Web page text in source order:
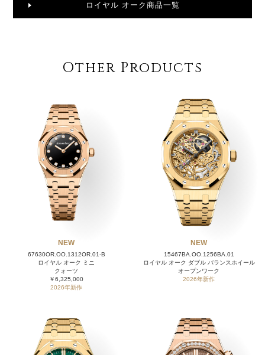
ロイヤル オーク商品一覧
Other Products
NEW
67630OR.OO.1312OR.01-B
ロイヤル オーク ミニ
クォーツ
￥6,325,000
2026年新作
NEW
15467BA.OO.1256BA.01
ロイヤル オーク ダブル バランスホイール
オープンワーク
2026年新作